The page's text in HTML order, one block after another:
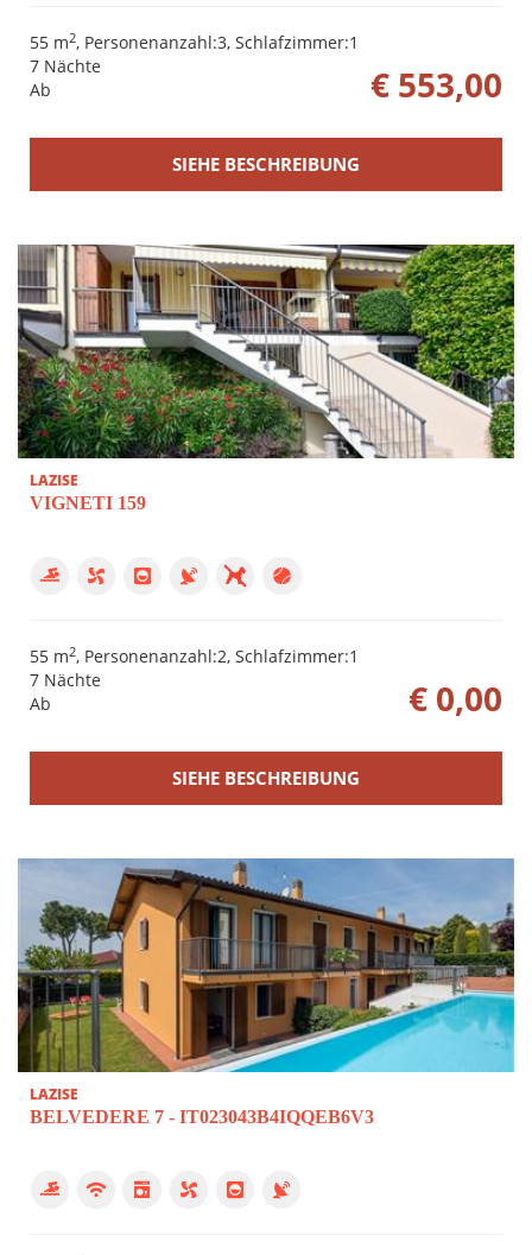
55 m2, Personenanzahl:3, Schlafzimmer:1
€ 553,00
7 Nächte
Ab
SIEHE BESCHREIBUNG
LAZISE
VIGNETI 159
55 m2, Personenanzahl:2, Schlafzimmer:1
€ 0,00
7 Nächte
Ab
SIEHE BESCHREIBUNG
LAZISE
BELVEDERE 7 - IT023043B4IQQEB6V3